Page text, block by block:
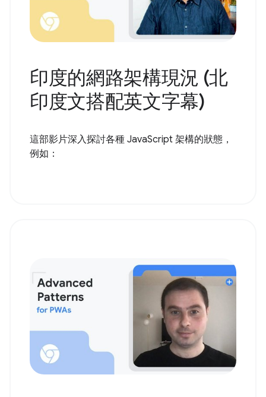
印度的網路架構現況 (北
印度文搭配英文字幕)
這部影片深入探討各種 JavaScript 架構的狀態，
例如：